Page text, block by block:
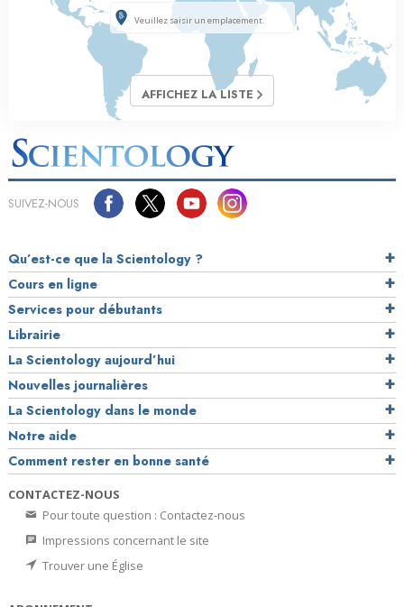
AFFICHEZ LA LISTE
SUIVEZ-NOUS
Qu’est-ce que la Scientology ?
Cours en ligne
Services pour débutants
Librairie
La Scientology aujourd’hui
Nouvelles journalières
La Scientology dans le monde
Notre aide
Comment rester en bonne santé
CONTACTEZ-NOUS
Pour toute question : Contactez-nous
Impressions concernant le site
Trouver une Église